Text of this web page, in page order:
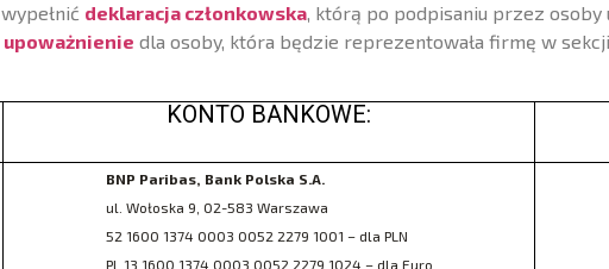
deklaracja członkowska, którą po podpisaniu przez osoby
upoważnienie dla osoby, która będzie reprezentowała firmę w
KONTO BANKOWE:
BNP Paribas, Bank Polska S.A.
ul. Wołoska 9, 02-583 Warszawa
52 1600 1374 0003 0052 2279 1001 – dla PLN
PL 13 1600 1374 0003 0052 2279 1024 – dla Euro